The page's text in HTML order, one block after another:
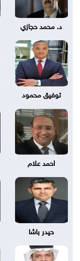
د. محمد حجازي
توفيق محمود
احمد علام
حيدر باشا